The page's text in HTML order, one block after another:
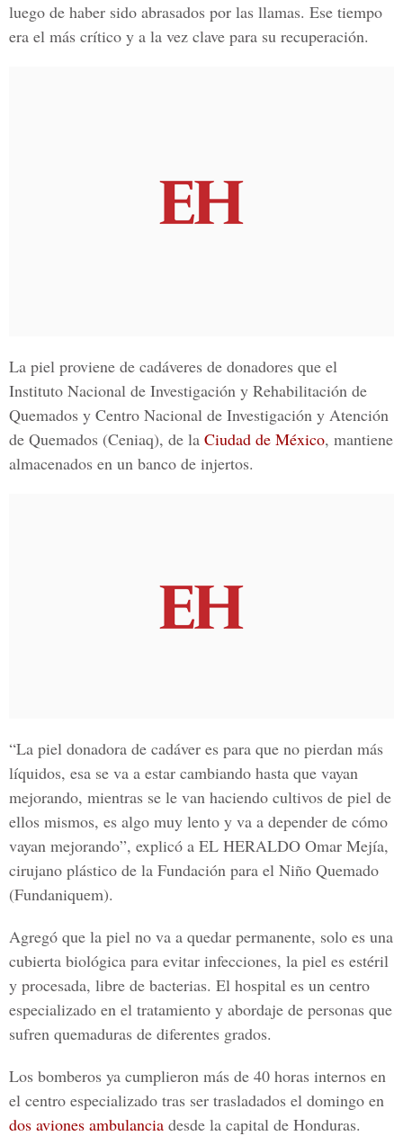
luego de haber sido abrasados por las llamas. Ese tiempo
era el más crítico y a la vez clave para su recuperación.
La piel proviene de cadáveres de donadores que el
Instituto Nacional de Investigación y Rehabilitación de
Quemados y Centro Nacional de Investigación y Atención
de Quemados (Ceniaq), de la Ciudad de México, mantiene
almacenados en un banco de injertos.
“La piel donadora de cadáver es para que no pierdan más
líquidos, esa se va a estar cambiando hasta que vayan
mejorando, mientras se le van haciendo cultivos de piel de
ellos mismos, es algo muy lento y va a depender de cómo
vayan mejorando”, explicó a EL HERALDO Omar Mejía,
cirujano plástico de la Fundación para el Niño Quemado
(Fundaniquem).
Agregó que la piel no va a quedar permanente, solo es una
cubierta biológica para evitar infecciones, la piel es estéril
y procesada, libre de bacterias. El hospital es un centro
especializado en el tratamiento y abordaje de personas que
sufren quemaduras de diferentes grados.
Los bomberos ya cumplieron más de 40 horas internos en
el centro especializado tras ser trasladados el domingo en
dos aviones ambulancia desde la capital de Honduras.